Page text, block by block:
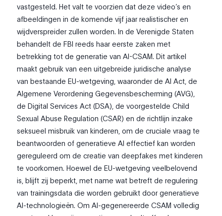
vastgesteld. Het valt te voorzien dat deze video’s en
afbeeldingen in de komende vijf jaar realistischer en
wijdverspreider zullen worden. In de Verenigde Staten
behandelt de FBI reeds haar eerste zaken met
betrekking tot de generatie van AI-CSAM. Dit artikel
maakt gebruik van een uitgebreide juridische analyse
van bestaande EU-wetgeving, waaronder de AI Act, de
Algemene Verordening Gegevensbescherming (AVG),
de Digital Services Act (DSA), de voorgestelde Child
Sexual Abuse Regulation (CSAR) en de richtlijn inzake
seksueel misbruik van kinderen, om de cruciale vraag te
beantwoorden of generatieve AI effectief kan worden
gereguleerd om de creatie van deepfakes met kinderen
te voorkomen. Hoewel de EU-wetgeving veelbelovend
is, blijft zij beperkt, met name wat betreft de regulering
van trainingsdata die worden gebruikt door generatieve
AI-technologieën. Om AI-gegenereerde CSAM volledig